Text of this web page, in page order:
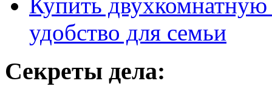
удобство для семьи
Секреты дела: